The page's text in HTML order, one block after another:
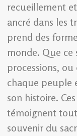
recueillement
ancré dans les
prend des
monde. Que ce
processions,
chaque peuple
son histoire.
témoignent
souvenir du